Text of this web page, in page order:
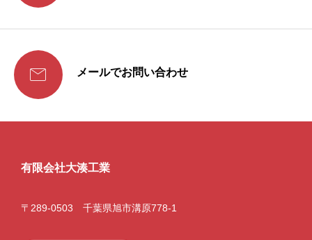
 メールでお問い合わせ
有限会社大湊工業
〒289-0503 千葉県旭市溝原778-1